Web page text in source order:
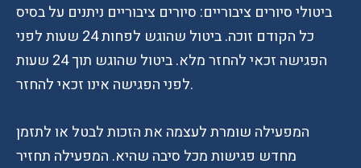
ביטולי סיורים ציבוריים: סיורים ציבוריים ניתנים על בסיס
כל הקודם זוכה. ביטול שהוגש לפחות 24 שעות לפני
הפגישה זכאי להחזר מלא. ביטול שהוגש תוך 24 שעות
לפני הפגישה אינו זכאי להחזר.
המפעילה שומרת לעצמה את הזכות לבטל או לתזמן
מחדש פגישות מכל סיבה שהיא. המפעילה תחזיר